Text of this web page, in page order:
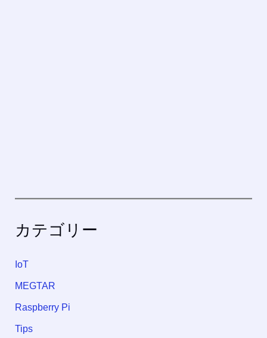
カテゴリー
IoT
MEGTAR
Raspberry Pi
Tips